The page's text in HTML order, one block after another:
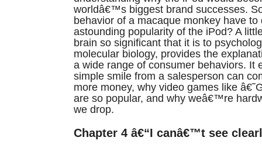
worldâ€™s biggest brand successes.
behavior of a macaque monkey have to
astounding popularity of the iPod? A
brain so significant that it is to
molecular biology, provides the
a wide range of consumer behaviors. It
simple smile from a salesperson can
more money, why video games like
are so popular, and why weâ€™re
we drop.
Chapter 4 â€“I canâ€™t see